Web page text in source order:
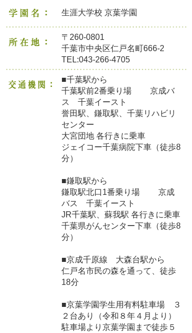
生涯大学校 京葉学園
〒260-0801
千葉市中央区仁戸名町666-2
TEL:043-266-4705
■千葉駅から
千葉駅前2番乗り場 京成バ
ス 千葉イースト
誉田駅、鎌取駅、千葉リハビリ
センター
大宮団地 各行きに乗車
ジェイコー千葉病院下車（徒歩8
分）
■鎌取駅から
鎌取駅北口1番乗り場 京成
バス 千葉イースト
JR千葉駅、蘇我駅 各行きに乗車
千葉県がんセンター下車（徒歩8
分）
■京成千原線 大森台駅から
仁戸名市民の森を通って、徒歩
18分
■京葉学園学生用有料駐車場 ３
２台あり（令和８年４月より）
駐車場より京葉学園まで徒歩５